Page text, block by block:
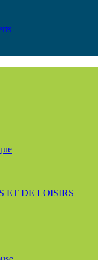
ET DE LOISIRS